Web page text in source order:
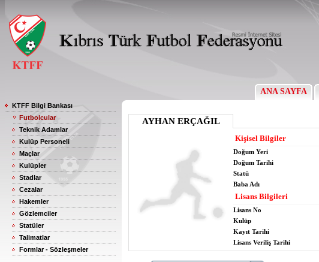
ANA SAYFA
KTFF Bilgi Bankası
Futbolcular
Teknik Adamlar
Kulüp Personeli
Maçlar
Kulüpler
Stadlar
Cezalar
Hakemler
Gözlemciler
Statüler
Talimatlar
Formlar - Sözleşmeler
AYHAN ERÇAĞIL
Kişisel Bilgiler
Doğum Yeri
Doğum Tarihi
Statü
Baba Adı
Lisans Bilgileri
Lisans No
Kulüp
Kayıt Tarihi
Lisans Veriliş Tarihi